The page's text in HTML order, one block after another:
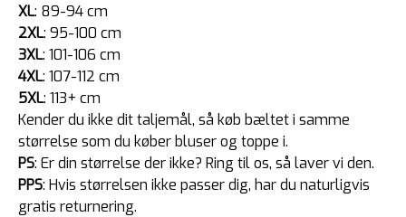
XL: 89-94 cm
2XL: 95-100 cm
3XL: 101-106 cm
4XL: 107-112 cm
5XL: 113+ cm
Kender du ikke dit taljemål, så køb bæltet i samme
størrelse som du køber bluser og toppe i.
PS: Er din størrelse der ikke? Ring til os, så laver vi den.
PPS: Hvis størrelsen ikke passer dig, har du naturligvis
gratis returnering.